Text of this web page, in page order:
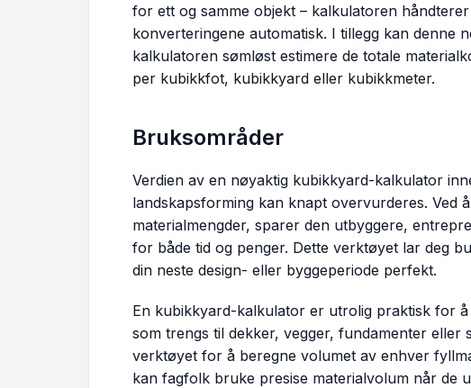
for ett og samme objekt – kalkulatoren
konverteringene automatisk. I tillegg kan denne
kalkulatoren sømløst estimere de totale
per kubikkfot, kubikkyard eller kubikkmeter.
Bruksområder
Verdien av en nøyaktig kubikkyard-kalkulator
landskapsforming kan knapt overvurderes. Ved
materialmengder, sparer den utbyggere,
for både tid og penger. Dette verktøyet lar deg
din neste design- eller byggeperiode perfekt.
En kubikkyard-kalkulator er utrolig praktisk for
som trengs til dekker, vegger, fundamenter eller
verktøyet for å beregne volumet av enhver
kan fagfolk bruke presise materialvolum når de